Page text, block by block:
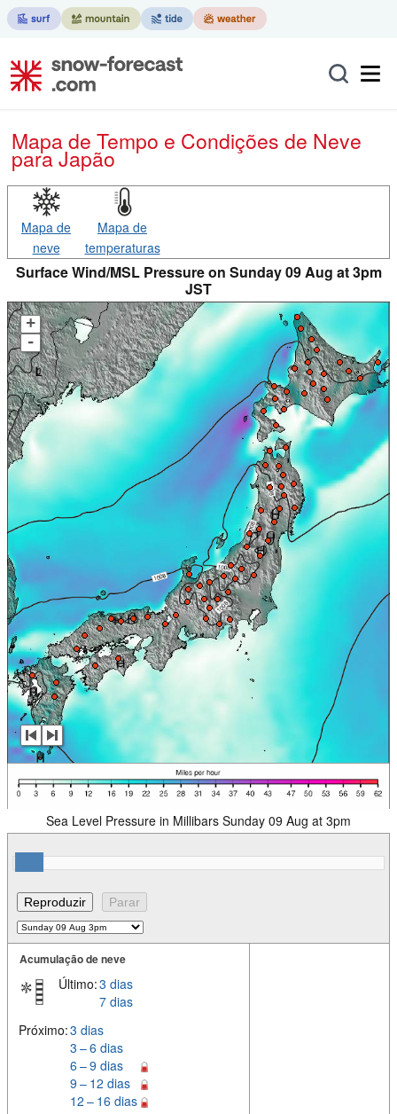
Mapa de Tempo e Condições de Neve
para Japão
Mapa de
neve
Mapa de
temperaturas
Surface Wind/MSL Pressure on Sunday 09 Aug at 3pm
JST
+
-
Sea Level Pressure in Millibars Sunday 09 Aug at 3pm
Acumulação de neve
Último:3 dias
7 dias
Próximo:3 dias
3 – 6 dias
6 – 9 dias
9 – 12 dias
12 – 16 dias